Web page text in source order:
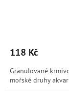
118 Kč
Granulované
mořské druhy